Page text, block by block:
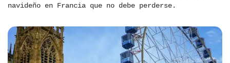
navideño en Francia que no debe perderse.